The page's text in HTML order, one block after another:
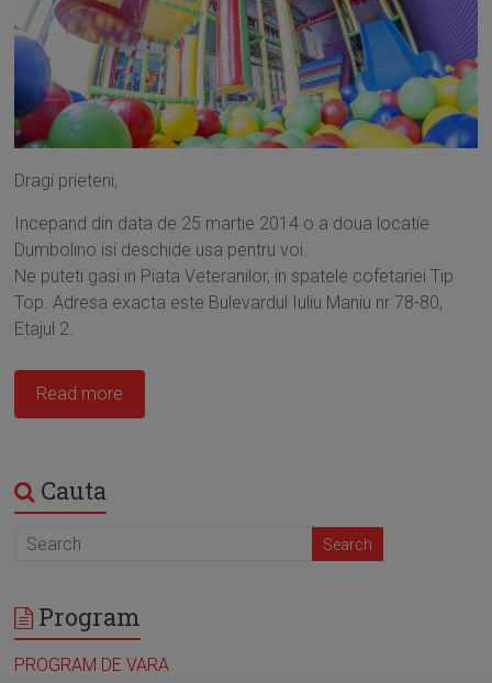
Dragi prieteni,
Incepand din data de 25 martie 2014 o a doua locatie
Dumbolino isi deschide usa pentru voi.
Ne puteti gasi in Piata Veteranilor, in spatele cofetariei Tip
Top. Adresa exacta este Bulevardul Iuliu Maniu nr 78-80,
Etajul 2.
Read more
Cauta
Program
PROGRAM DE VARA